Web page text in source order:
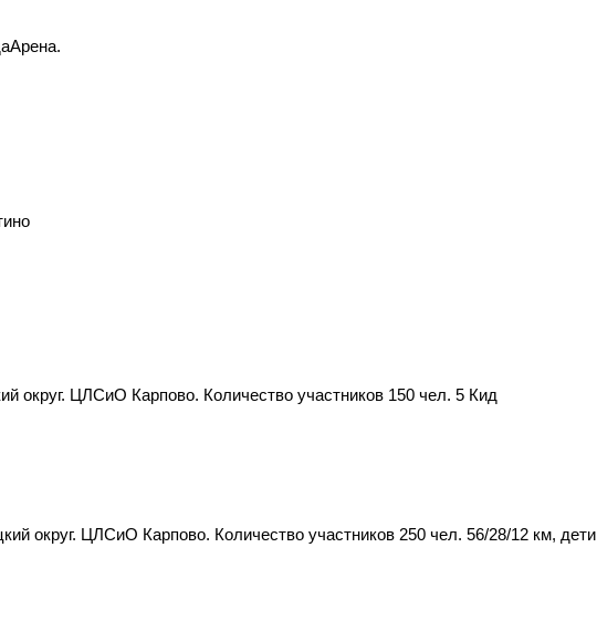
округ. ЦЛСиО Карпово. Количество участников 150 чел. 5 Кид
округ. ЦЛСиО Карпово. Количество участников 250 чел. 56/28/12 км, дети